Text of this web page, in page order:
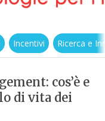
Incentivi Ricerca e
cos’è e
di vita dei